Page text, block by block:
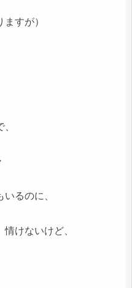
すが）
るのに、
けないけど、